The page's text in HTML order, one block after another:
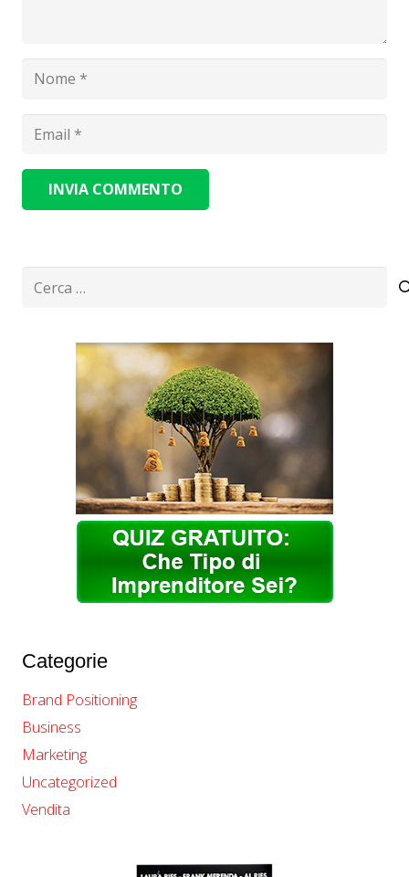
INVIA COMMENTO
Ricerca
Categorie
Brand Positioning
Business
Marketing
Uncategorized
Vendita